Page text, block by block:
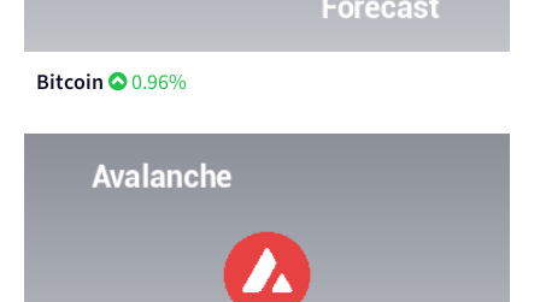
Bitcoin 0.96%